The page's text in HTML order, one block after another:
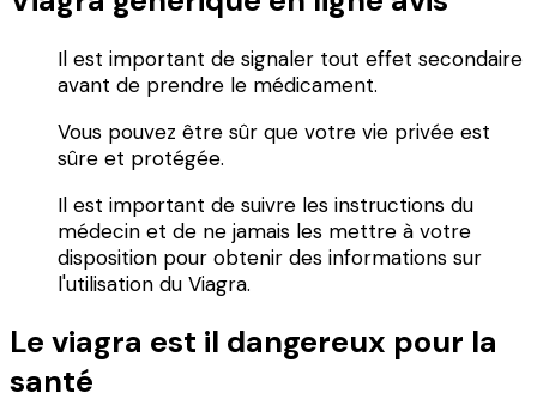
Il est important de signaler tout effet secondaire
avant de prendre le médicament.
Vous pouvez être sûr que votre vie privée est
sûre et protégée.
Il est important de suivre les instructions du
médecin et de ne jamais les mettre à votre
disposition pour obtenir des informations sur
l'utilisation du Viagra.
Le viagra est il dangereux pour la
santé